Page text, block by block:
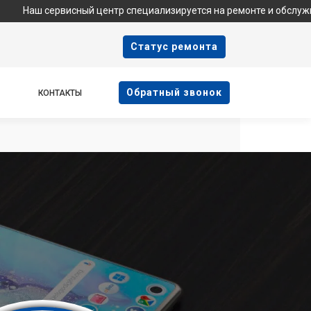
центр специализируется на ремонте и обслуживании
Cтатус ремонта
КОНТАКТЫ Oбратный звонок